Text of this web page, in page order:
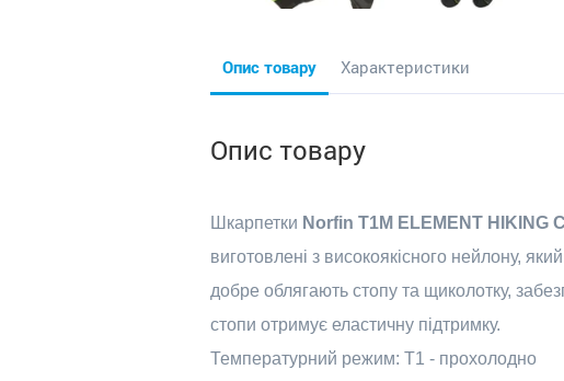
Опис товару Характеристики
Опис товару
Шкарпетки Norfin T1M ELEMENT HIKING
виготовлені з високоякісного нейлону,
добре облягають стопу та щиколотку,
стопи отримує еластичну підтримку.
Температурний режим: Т1 - прохолодно